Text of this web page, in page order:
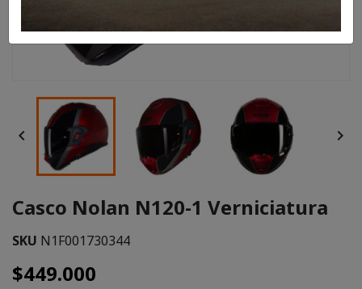
 
Casco Nolan N120-1 Verniciatura
SKU N1F001730344
$449.000